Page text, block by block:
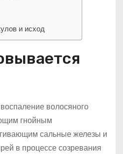
и исход
волосяного
гнойным
сальные железы и
в процессе созревания